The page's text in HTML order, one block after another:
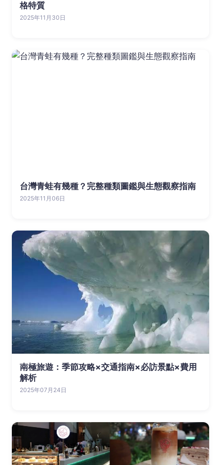
格特質
2025年11月30日
台灣青蛙有幾種？完整種類圖鑑與生態觀察指南
2025年11月06日
南極旅遊：季節攻略×交通指南×必訪景點×費用
解析
2025年07月24日